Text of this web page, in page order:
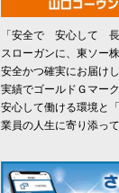
「安全で 安心して 長
スローガンに、東ソー
安全かつ確実にお届け
実績でゴールドＧマー
安心して働ける環境と
業員の人生に寄り添って